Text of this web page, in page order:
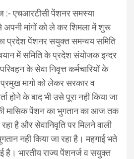
:- एचआरटीसी पेंशनर समस्या
अपनी मांगों को ले कर शिमला में शुरू
प्रदेश पेंशनर सयुक्त समन्वय समिति
में समिति के प्रदेश संयोजक इन्दर
के सेवा निवृत्त कर्मचारियों के
प्रमुख मागो को लेकर सरकार व
होने के बाद भी उसे पूरा नही किया जा
मासिक पेंशन का भुगतान का आज तक
रहा है और सेवानिवृति पर मिलने वाली
नही किया जा रहा है। महगाई भते
है। भारतीय राज्य पेंशनर्ज व सयुक्त